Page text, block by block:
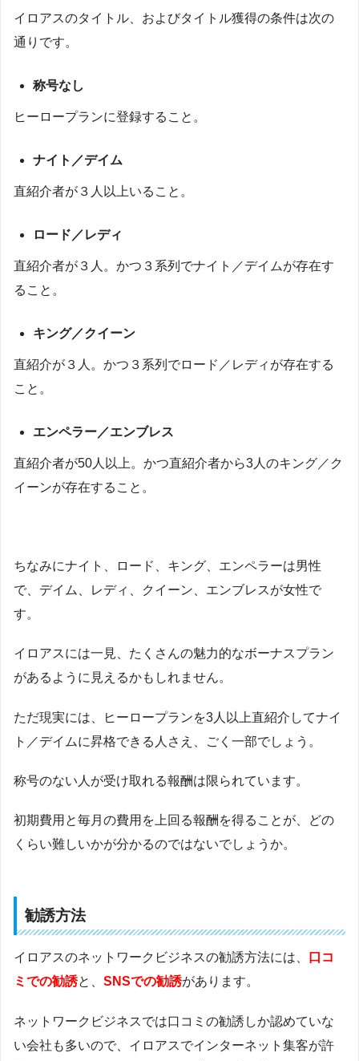
イロアスのタイトル、およびタイトル獲得の条件は次の
通りです。
称号なし
ヒーロープランに登録すること。
ナイト／デイム
直紹介者が３人以上いること。
ロード／レディ
直紹介者が３人。かつ３系列でナイト／デイムが存在す
ること。
キング／クイーン
直紹介が３人。かつ３系列でロード／レディが存在する
こと。
エンペラー／エンブレス
直紹介者が50人以上。かつ直紹介者から3人のキング／ク
イーンが存在すること。
ちなみにナイト、ロード、キング、エンペラーは男性
で、デイム、レディ、クイーン、エンブレスが女性で
す。
イロアスには一見、たくさんの魅力的なボーナスプラン
があるように見えるかもしれません。
ただ現実には、ヒーロープランを3人以上直紹介してナイ
ト／デイムに昇格できる人さえ、ごく一部でしょう。
称号のない人が受け取れる報酬は限られています。
初期費用と毎月の費用を上回る報酬を得ることが、どの
くらい難しいかが分かるのではないでしょうか。
勧誘方法
イロアスのネットワークビジネスの勧誘方法には、
口コ
ミでの勧誘と、 SNSでの勧誘があります。
ネットワークビジネスでは口コミの勧誘しか認めていな
い会社も多いので、イロアスでインターネット集客が許